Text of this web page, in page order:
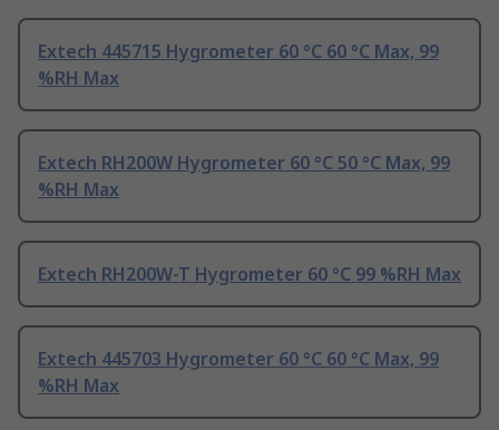
Extech 445715 Hygrometer 60 °C 60 °C Max, 99
%RH Max
Extech RH200W Hygrometer 60 °C 50 °C Max, 99
%RH Max
Extech RH200W-T Hygrometer 60 °C 99 %RH Max
Extech 445703 Hygrometer 60 °C 60 °C Max, 99
%RH Max